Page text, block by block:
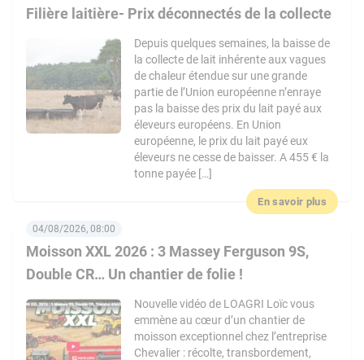
Filière laitière- Prix déconnectés de la collecte
Depuis quelques semaines, la baisse de
la collecte de lait inhérente aux vagues
de chaleur étendue sur une grande
partie de l’Union européenne n’enraye
pas la baisse des prix du lait payé aux
éleveurs européens. En Union
européenne, le prix du lait payé eux
éleveurs ne cesse de baisser. A 455 € la
tonne payée […]
En savoir plus
Moisson XXL 2026 : 3 Massey Ferguson 9S,
Double CR… Un chantier de folie !
04/08/2026, 08:00
Nouvelle vidéo de LOAGRI Loïc vous
emmène au cœur d’un chantier de
moisson exceptionnel chez l’entreprise
Chevalier : récolte, transbordement,